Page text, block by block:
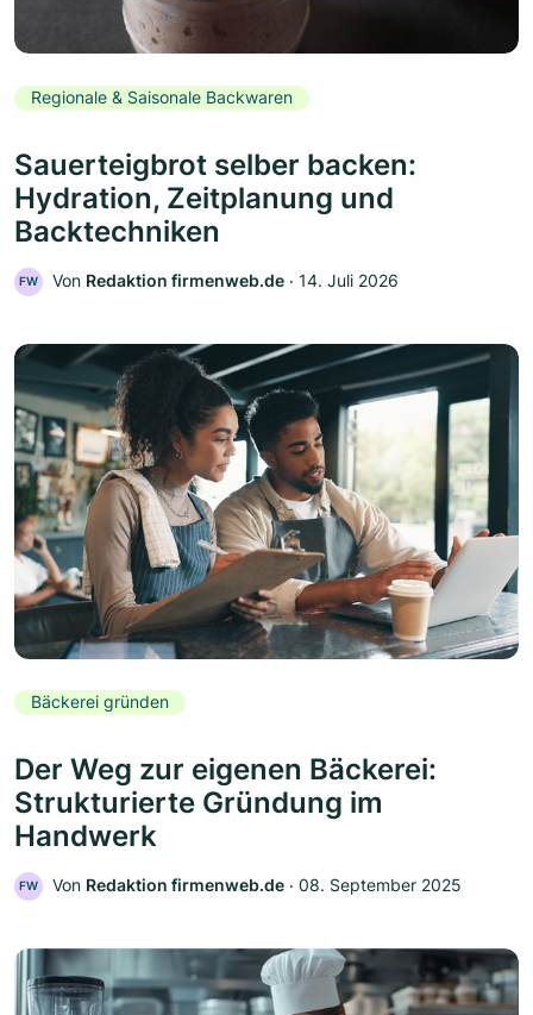
Regionale & Saisonale Backwaren
Sauerteigbrot selber backen:
Hydration, Zeitplanung und
Backtechniken
FW Von Redaktion firmenweb.de ‧ 14. Juli 2026
Bäckerei gründen
Der Weg zur eigenen Bäckerei:
Strukturierte Gründung im
Handwerk
FW Von Redaktion firmenweb.de ‧ 08. September 2025